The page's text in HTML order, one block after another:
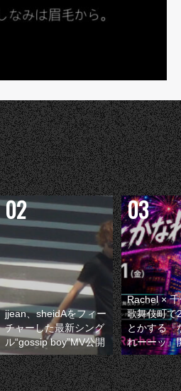
jjean、sheidAをフィー
チャーした最新シング
ル“gossip boy”MV公開
Rachel ×
歌舞伎町で
とかする『
れーーッ』